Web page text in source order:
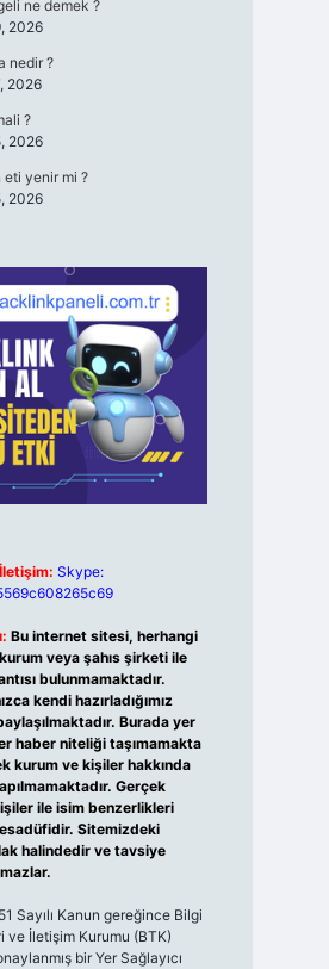
ne demek ?
2026
nedir ?
2026
?
2026
eti yenir mi ?
2026
Skype:
Bu internet sitesi, herhangi
veya şahıs şirketi ile
bulunmamaktadır.
kendi hazırladığımız
Burada yer
haber niteliği taşımamakta
kurum ve kişiler hakkında
Gerçek
ile isim benzerlikleri
Sitemizdeki
halindedir ve tavsiye
Sayılı Kanun gereğince Bilgi
ve İletişim Kurumu (BTK)
bir Yer Sağlayıcı